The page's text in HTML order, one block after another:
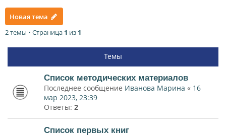
Новая тема
2 темы • Страница 1 из 1
Темы
Список методических материалов
Последнее сообщение Иванова Марина « 16
мар 2023, 23:39
Ответы: 2
Список первых книг